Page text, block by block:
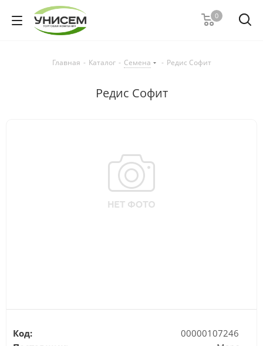
0
Главная - Каталог - Семена - Редис Софит
Редис Софит
Код:
00000107246